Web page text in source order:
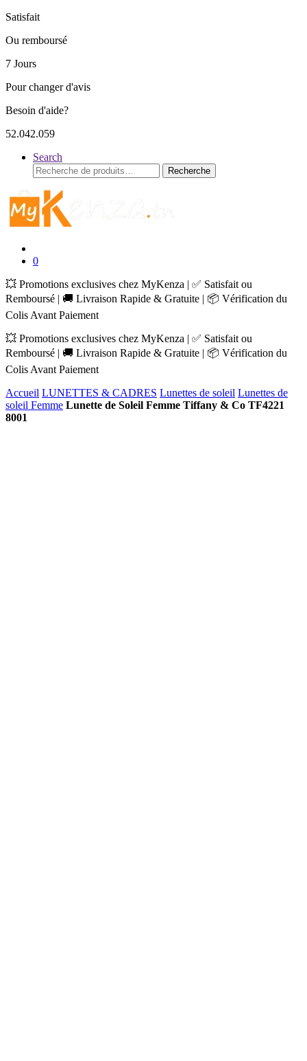
Satisfait
Ou remboursé
7 Jours
Pour changer d'avis
Besoin d'aide?
52.042.059
Search
Recherche
pour :
Recherche
0
💥 Promotions exclusives chez MyKenza | ✅ Satisfait ou
Remboursé | 🚚 Livraison Rapide & Gratuite | 📦 Vérification du
Colis Avant Paiement
💥 Promotions exclusives chez MyKenza | ✅ Satisfait ou
Remboursé | 🚚 Livraison Rapide & Gratuite | 📦 Vérification du
Colis Avant Paiement
Accueil LUNETTES & CADRES Lunettes de soleil Lunettes de
soleil Femme Lunette de Soleil Femme Tiffany & Co TF4221
8001